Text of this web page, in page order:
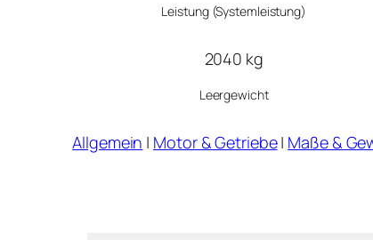
Leistung(Systemleistung)
2040 kg
Leergewicht
Allgemein | Motor & Getriebe| Maße &